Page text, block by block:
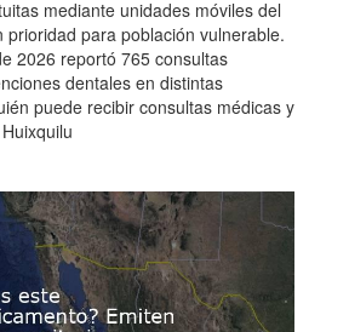
mediante unidades móviles del
prioridad para población vulnerable.
2026 reportó 765 consultas
dentales en distintas
puede recibir consultas médicas y